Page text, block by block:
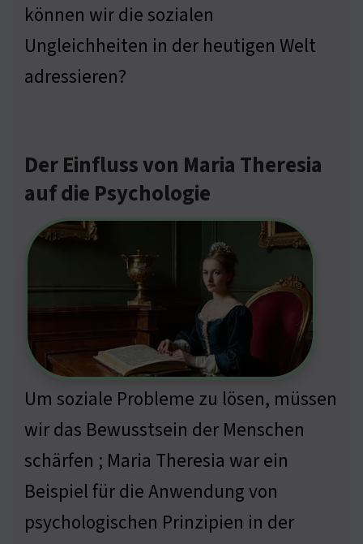
können wir die sozialen
Ungleichheiten in der heutigen Welt
adressieren?
Der Einfluss von Maria Theresia
auf die Psychologie
Um soziale Probleme zu lösen, müssen
wir das Bewusstsein der Menschen
schärfen ; Maria Theresia war ein
Beispiel für die Anwendung von
psychologischen Prinzipien in der